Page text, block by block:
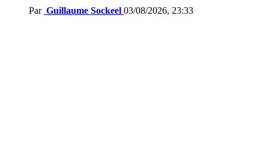
Par Guillaume Sockeel 03/08/2026, 23:33